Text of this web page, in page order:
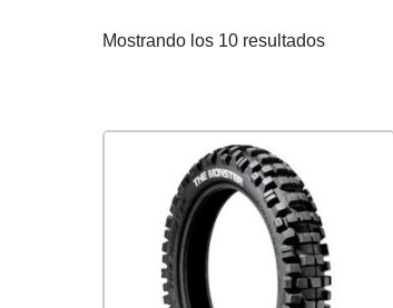
Mostrando los 10 resultados